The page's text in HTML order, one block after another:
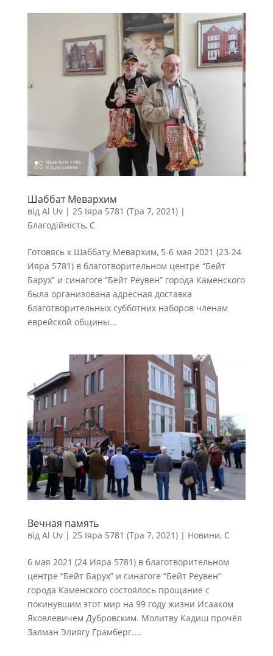
Шаббат Мевархим
від Al Uv| 25 Іяра 5781 (Тра 7, 2021)|
Благодійність, С
Готовясь к Шаббату Мевархим, 5-6 мая 2021 (23-24
Ияра 5781) в благотворительном центре “Бейт
Барух” и синагоге “Бейт Реувен” города Каменского
была организована адресная доставка
благотворительных субботних наборов членам
еврейской общины...
Вечная память
від Al Uv| 25 Іяра 5781 (Тра 7, 2021)| Новини, С
6 мая 2021 (24 Ияра 5781) в благотворительном
центре “Бейт Барух” и синагоге “Бейт Реувен”
города Каменского состоялось прощание с
покинувшим этот мир на 99 году жизни Исааком
Яковлевичем Дубровским. Молитву Кадиш прочёл
Залман Элиягу Грамберг....